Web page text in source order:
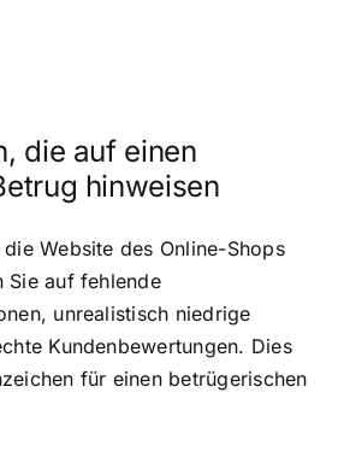
die auf einen
hinweisen
Website des Online-Shops
Sie auf fehlende
unrealistisch niedrige
Kundenbewertungen. Dies
für einen betrügerischen